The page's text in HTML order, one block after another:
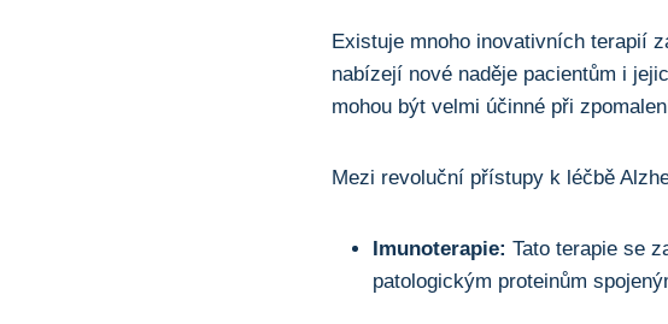
Existuje mnoho inovativních terapií
nabízejí nové naděje pacientům i
mohou být velmi účinné při
Mezi revoluční přístupy k léčbě
Imunoterapie: Tato terapie se
patologickým proteinům